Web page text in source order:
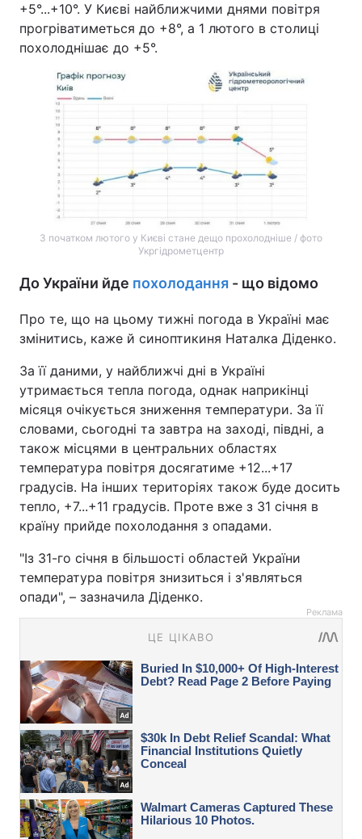
+5°...+10°. У Києві найближчими днями повітря
прогріватиметься до +8°, а 1 лютого в столиці
похолоднішає до +5°.
З початком лютого у Києві стане дещо прохолодніше / фото
Укргідрометцентр
До України йде похолодання - що відомо
Про те, що на цьому тижні погода в Україні має
змінитись, каже й синоптикиня Наталка Діденко.
За її даними, у найближчі дні в Україні
утримається тепла погода, однак наприкінці
місяця очікується зниження температури. За її
словами, сьогодні та завтра на заході, півдні, а
також місцями в центральних областях
температура повітря досягатиме +12...+17
градусів. На інших територіях також буде досить
тепло, +7...+11 градусів. Проте вже з 31 січня в
країну прийде похолодання з опадами.
"Із 31-го січня в більшості областей України
температура повітря знизиться і з'являться
опади", – зазначила Діденко.
Реклама